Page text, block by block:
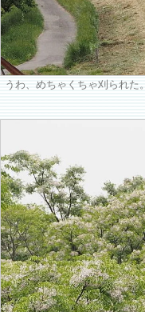
うわ、めちゃくちゃ刈られた。